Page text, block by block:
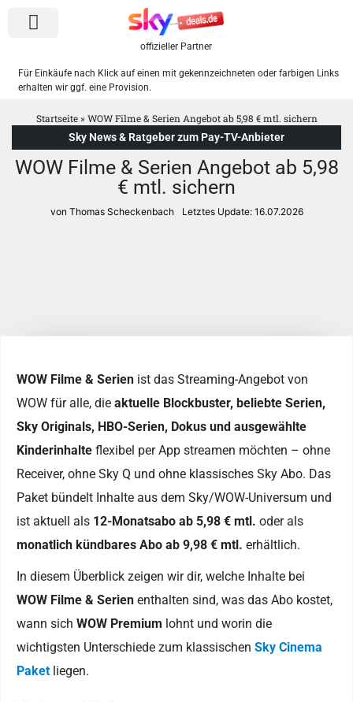
offizieller Partner
Für Einkäufe nach Klick auf einen mit gekennzeichneten oder farbigen Links
erhalten wir ggf. eine Provision.
Startseite» WOW Filme & Serien Angebot ab 5,98 € mtl. sichern
Sky News & Ratgeber zum Pay-TV-Anbieter
WOW Filme & Serien Angebot ab 5,98
€ mtl. sichern
von Thomas Scheckenbach Letztes Update: 16.07.2026
WOW Filme & Serien ist das Streaming-Angebot von
WOW für alle, die aktuelle Blockbuster, beliebte Serien,
Sky Originals, HBO-Serien, Dokus und ausgewählte
Kinderinhalte flexibel per App streamen möchten – ohne
Receiver, ohne Sky Q und ohne klassisches Sky Abo. Das
Paket bündelt Inhalte aus dem Sky/WOW-Universum und
ist aktuell als 12-Monatsabo ab 5,98 € mtl. oder als
monatlich kündbares Abo ab 9,98 € mtl. erhältlich.
In diesem Überblick zeigen wir dir, welche Inhalte bei
WOW Filme & Serien enthalten sind, was das Abo kostet,
wann sich WOW Premium lohnt und worin die
wichtigsten Unterschiede zum klassischen Sky Cinema
Paket liegen.